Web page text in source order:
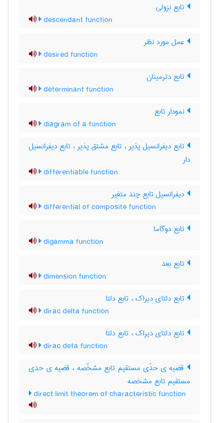
تابع نزولی
descendant function
عمل مورد نظر
desired function
تابع دترمینان
determinant function
نمودار تابع
diagram of a function
تابع دیفرانسیل پذیر ، تابع مشتق پذیر ، تابع دیفرانسیل
دار
differentiable function
دیفرانسیل تابع چند متغیر
differential of composite function
تابع دوگاما
digamma function
تابع بعد
dimension function
تابع دلتای دیراک ، تابع دلتا
dirac delta function
تابع دلتای دیراک ، تابع دلتا
dirac deta function
قضیه ی حدّی مستقیم تابع مشخّصه ، قضیه ی حدی
مستقیم تابع مشخصه
direct limit theorem of characteristic function